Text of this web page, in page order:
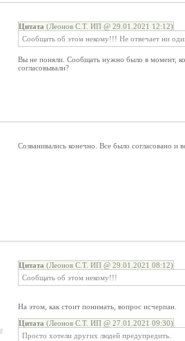
Цитата (Леонов С.Т. ИП @ 29.01.2021 12:12)
Сообщать об этом некому!!! Не отвечает ни
Вы не поняли. Сообщать нужно было в момент,
согласовывали?
Созванивались конечно. Все было согласовано и
Цитата (Леонов С.Т. ИП @ 29.01.2021 08:12)
Сообщать об этом некому!!!
На этом, как стоит понимать, вопрос исчерпан.
Цитата (Леонов С.Т. ИП @ 27.01.2021 09:30)
Просто хотели других людей предупредить.